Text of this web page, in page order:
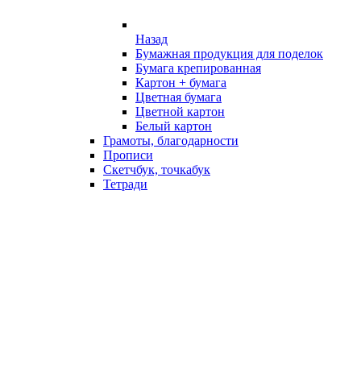
Назад
Бумажная продукция для поделок
Бумага крепированная
Картон + бумага
Цветная бумага
Цветной картон
Белый картон
Грамоты, благодарности
Прописи
Скетчбук, точкабук
Тетради